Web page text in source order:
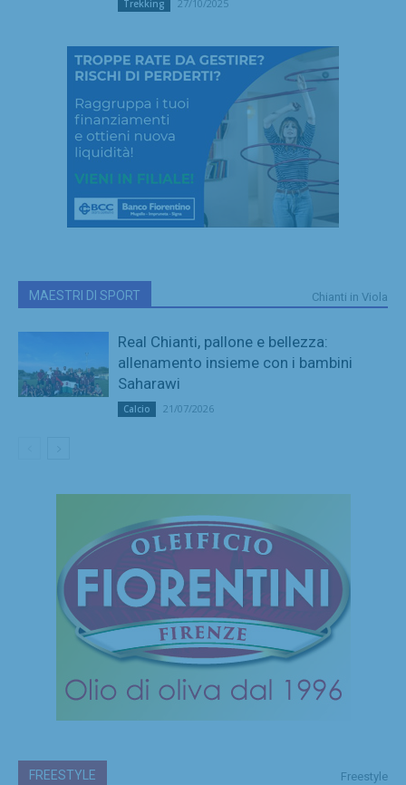
Trekking 27/10/2025
MAESTRI DI SPORT Chianti in Viola
Real Chianti, pallone e bellezza:
allenamento insieme con i bambini
Saharawi
Calcio 21/07/2026
FREESTYLE Freestyle